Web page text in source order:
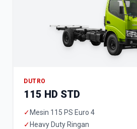
DUTRO
115 HD STD
✓ Mesin 115 PS Euro 4
✓ Heavy Duty Ringan